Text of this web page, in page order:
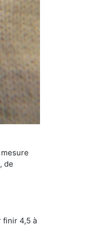
de
finir 4,5 à